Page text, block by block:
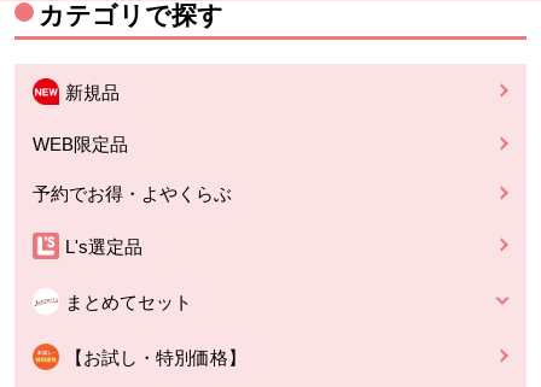
カテゴリで探す
新規品
WEB限定品
予約でお得・よやくらぶ
L's選定品
まとめてセット
【お試し・特別価格】